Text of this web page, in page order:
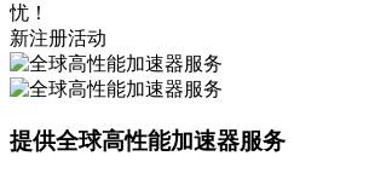
忧！
新注册活动
提供全球高性能加速器服务